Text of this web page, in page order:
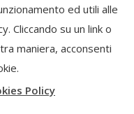
- APS Ente Terzo
ed utili alle
Cliccando su un link o
maniera, acconsenti
Policy